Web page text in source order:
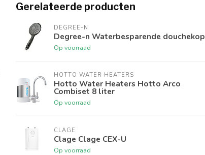
Gerelateerde producten
DEGREE-N
Degree-n Waterbesparende douchekop
Op voorraad
HOTTO WATER HEATERS
Hotto Water Heaters Hotto Arco
Combiset 8 liter
Op voorraad
CLAGE
Clage Clage CEX-U
Op voorraad